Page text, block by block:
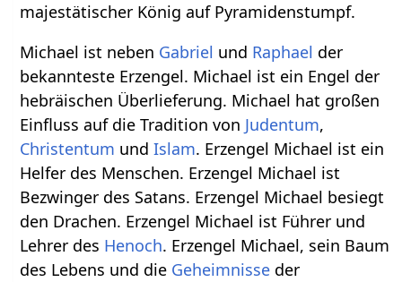
majestätischer König auf Pyramidenstumpf.
Michael ist neben Gabriel und Raphael der
bekannteste Erzengel. Michael ist ein Engel der
hebräischen Überlieferung. Michael hat großen
Einfluss auf die Tradition von Judentum,
Christentum undIslam. Erzengel Michael ist ein
Helfer des Menschen. Erzengel Michael ist
Bezwinger des Satans. Erzengel Michael besiegt
den Drachen. Erzengel Michael ist Führer und
Lehrer des Henoch. Erzengel Michael, sein Baum
des Lebens und die Geheimnisse der